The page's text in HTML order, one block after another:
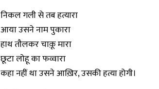
निकल गली से तब हत्यारा
आया उसने नाम पुकारा
हाथ तौलकर चाक़ू मारा
छूटा लोहू का फव्वारा
कहा नहीं था उसने आख़िर, उसकी हत्या होगी।